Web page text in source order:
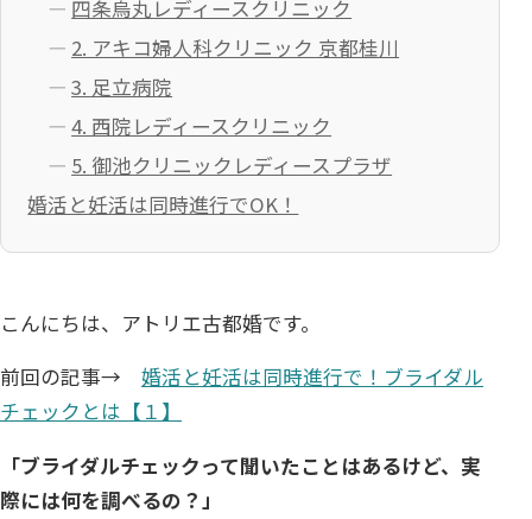
四条烏丸レディースクリニック
2. アキコ婦人科クリニック 京都桂川
3. 足立病院
4. 西院レディースクリニック
5. 御池クリニックレディースプラザ
婚活と妊活は同時進行でOK！
こんにちは、アトリエ古都婚です。
前回の記事→ 婚活と妊活は同時進行で！ブライダル
チェックとは【１】
「ブライダルチェックって聞いたことはあるけど、実
際には何を調べるの？」